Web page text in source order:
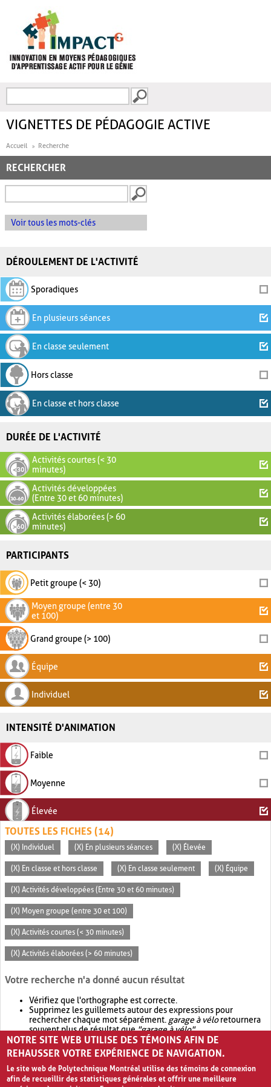
FORMULAIRE DE
VIGNETTES DE PÉDAGOGIE ACTIVE
Accueil Recherche
RECHERCHER
Voir tous les mots-clés
DÉROULEMENT DE L'ACTIVITÉ
Sporadiques
En plusieurs séances
En classe seulement
Hors classe
En classe et hors classe
DURÉE DE L'ACTIVITÉ
Activités courtes (< 30
minutes)
Activités développées
(Entre 30 et 60 minutes)
Activités élaborées (> 60
minutes)
PARTICIPANTS
Petit groupe (< 30)
Moyen groupe (entre 30
et 100)
Grand groupe (> 100)
Équipe
Individuel
INTENSITÉ D'ANIMATION
Faible
Moyenne
Élevée
TOUTES LES FICHES (14)
(X) Individuel (X) En plusieurs séances (X) Élevée
(X) En classe et hors classe (X) En classe seulement (X) Équipe
(X) Activités développées (Entre 30 et 60 minutes)
(X) Moyen groupe (entre 30 et 100)
(X) Activités courtes (< 30 minutes)
(X) Activités élaborées (> 60 minutes)
Votre recherche n'a donné aucun résultat
Vérifiez que l'orthographe est correcte.
Supprimez les guillemets autour des expressions pour
rechercher chaque mot séparément. garage à véloretournera
souvent plus de résultat que"garage à vélo".
Envisagez d'élargir votre recherche avec OR.garage OR vélo
retournera souvent plus de résultat quegarage à vélo
NOTRE SITE WEB UTILISE DES TÉMOINS AFIN DE
REHAUSSER VOTRE EXPÉRIENCE DE NAVIGATION.
Le site web de Polytechnique Montréal utilise des témoins de connexion
afin de recueillir des statistiques générales et offrir une meilleure